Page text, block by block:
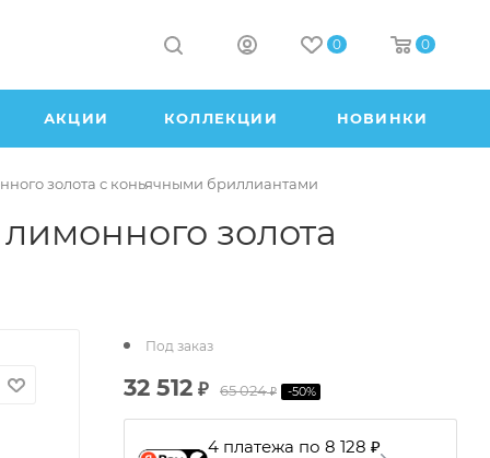
0 0
АКЦИИ КОЛЛЕКЦИИ НОВИНКИ
золота с коньячными бриллиантами
золота
Под заказ
32 512 ₽ 65 024₽ -50%
4 платежа по 8 128 ₽